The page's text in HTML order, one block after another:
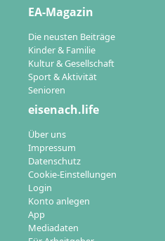
EA-Magazin
Die neusten Beiträge
Kinder & Familie
Kultur & Gesellschaft
Sport & Aktivität
Senioren
eisenach.life
Über uns
Impressum
Datenschutz
Cookie-Einstellungen
Login
Konto anlegen
App
Mediadaten